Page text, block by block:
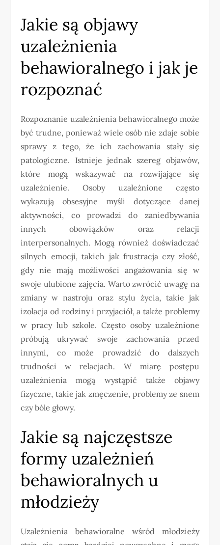
Jakie są objawy
uzależnienia
behawioralnego i jak je
rozpoznać
Rozpoznanie uzależnienia behawioralnego może
być trudne, ponieważ wiele osób nie zdaje sobie
sprawy z tego, że ich zachowania stały się
patologiczne. Istnieje jednak szereg objawów,
które mogą wskazywać na rozwijające się
uzależnienie. Osoby uzależnione często
wykazują obsesyjne myśli dotyczące danej
aktywności, co prowadzi do zaniedbywania
innych obowiązków oraz relacji
interpersonalnych. Mogą również doświadczać
silnych emocji, takich jak frustracja czy złość,
gdy nie mają możliwości angażowania się w
swoje ulubione zajęcia. Warto zwrócić uwagę na
zmiany w nastroju oraz stylu życia, takie jak
izolacja od rodziny i przyjaciół, a także problemy
w pracy lub szkole. Często osoby uzależnione
próbują ukrywać swoje zachowania przed
innymi, co może prowadzić do dalszych
trudności w relacjach. W miarę postępu
uzależnienia mogą wystąpić także objawy
fizyczne, takie jak zmęczenie, problemy ze snem
czy bóle głowy.
Jakie są najczęstsze
formy uzależnień
behawioralnych u
młodzieży
Uzależnienia behawioralne wśród młodzieży